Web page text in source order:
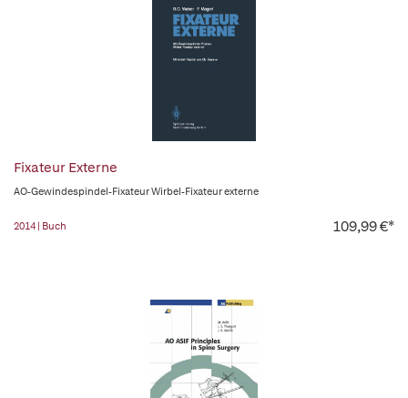
Fixateur Externe
AO-Gewindespindel-Fixateur Wirbel-Fixateur externe
2014 | Buch 109,99 €*